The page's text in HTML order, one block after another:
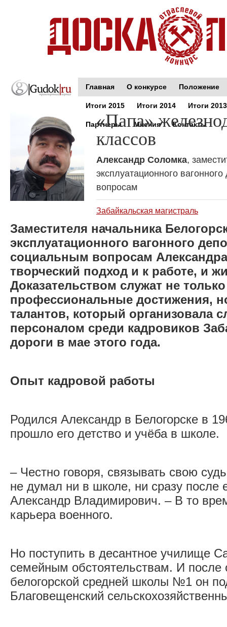
Главная О конкурсе Положение
Итоги 2015 Итоги 2014 Итоги 2013
Партнеры Мнения Контакты
«Папа»
классов
Александр Соломка,
эксплуатационного
вопросам
Забайкальская магистраль
Заместителя начальника
эксплуатационного вагонного
социальным вопросам
творческий подход и к работе, и
Доказательством служат не только
профессиональные достижения,
талантов, который организовала
персоналом среди кадровиков
дороги в мае этого года.
Опыт кадровой работы
Родился Александр в Белогорске в
прошло его детство и учёба в школе.
– Честно говоря, связывать свою
не думал ни в школе, ни сразу после
Александр Владимирович. – В то
карьера военного.
Но поступить в десантное училище
семейным обстоятельствам. И после
белогорской средней школы №1 он
Благовещенский